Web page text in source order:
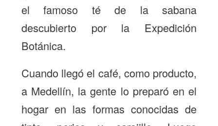
el famoso té de la sabana
descubierto por la Expedición
Botánica.
Cuando llegó el café, como producto,
a Medellín, la gente lo preparó en el
hogar en las formas conocidas de